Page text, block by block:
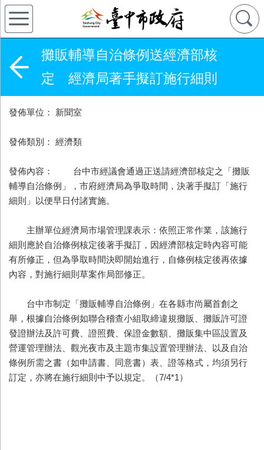
攤販輔導自治條例送經濟部核
定 經濟局著手擬訂施行細則
發佈單位： 新聞室
發佈類別： 經濟類
發佈內容： 台中市經議會通過正送請經濟部核定之「攤販
輔導自治條例」，市府經濟局為爭取時間，決著手擬訂「施行
細則」以便早日付諸實施。
主辦單位經濟局市場管理課表示：依照正常作業，該施行
細則應於自治條例核定後著手擬訂，因經濟部核定時內容可能
有所修正，但為爭取時間決即開始進行，自條例核定後再依據
內容，對施行細則草案作局部修正。
台中市制定「攤販輔導自治條例」在各縣市尚屬首創之
舉，根據自治條例如聯合稽查小組取締違規攤販、攤販許可證
發證辦法及許可費、證照費、保證金數額、攤販集中區設置及
營運管理辦法、觀光夜市及主題市集設置管理辦法、以及自治
條例所需之書（如申請書、同意書）表、證等格式，均須另行
訂定，亦將在施行細則中予以規定。（7/4*1）